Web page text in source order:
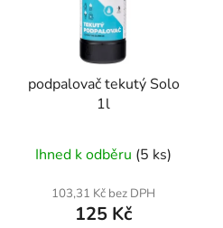
podpalovač tekutý Solo
1l
Ihned k odběru (5 ks)
103,31 Kč bez DPH
125 Kč